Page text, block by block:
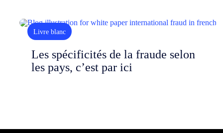
Livre blanc
Les spécificités de la fraude selon
les pays, c’est par ici